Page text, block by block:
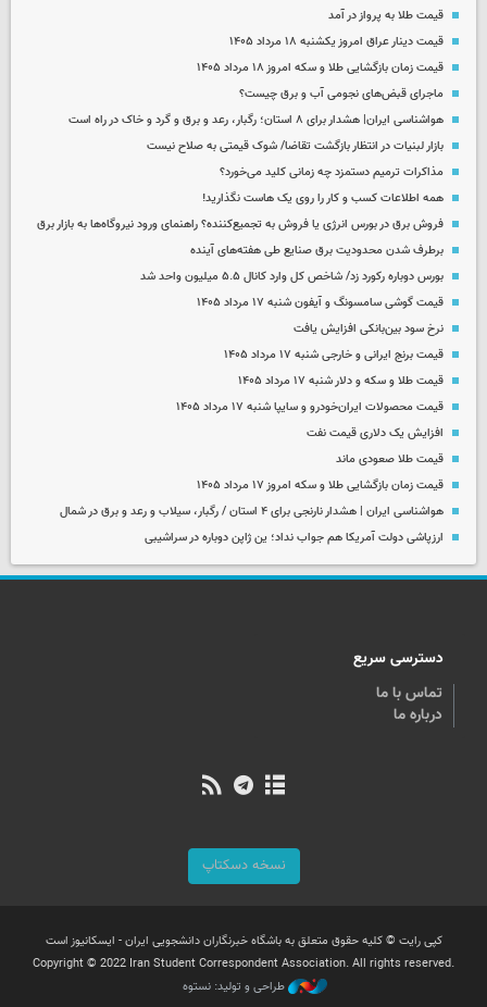
قیمت طلا به پرواز در آمد
قیمت دینار عراق امروز یکشنبه ۱۸ مرداد ۱۴۰۵
قیمت زمان بازگشایی طلا و سکه امروز ۱۸ مرداد ۱۴۰۵
ماجرای قبض‌های نجومی آب و برق چیست؟
هواشناسی ایران| هشدار برای ۸ استان؛ رگبار، رعد و برق و گرد و خاک در راه است
بازار لبنیات در انتظار بازگشت تقاضا/ شوک قیمتی به صلاح نیست
مذاکرات ترمیم دستمزد چه زمانی کلید می‌خورد؟
همه اطلاعات کسب‌ و کار را روی یک هاست نگذارید!
فروش برق در بورس انرژی یا فروش به تجمیع‌کننده؟ راهنمای ورود نیروگاه‌ها به بازار برق
برطرف شدن محدودیت‌ برق صنایع طی هفته‌های آینده
بورس دوباره رکورد زد/ شاخص کل وارد کانال ۵.۵ میلیون واحد شد
قیمت گوشی سامسونگ و آیفون شنبه ۱۷ مرداد ۱۴۰۵
نرخ سود بین‌بانکی افزایش یافت
قیمت برنج ایرانی و خارجی شنبه ۱۷ مرداد ۱۴۰۵
قیمت طلا و سکه و دلار شنبه ۱۷ مرداد ۱۴۰۵
قیمت محصولات ایران‌خودرو و سایپا شنبه ۱۷ مرداد ۱۴۰۵
افزایش یک دلاری قیمت نفت
قیمت طلا صعودی ماند
قیمت زمان بازگشایی طلا و سکه امروز ۱۷ مرداد ۱۴۰۵
هواشناسی ایران | هشدار نارنجی برای ۴ استان / رگبار، سیلاب و رعد و برق در شمال
ارزپاشی دولت آمریکا هم جواب نداد؛ ین ژاپن دوباره در سراشیبی
دسترسی سریع
تماس با ما
درباره ما
نسخه دسکتاپ
کپی رایت © کلیه حقوق متعلق به باشگاه خبرنگاران دانشجویی ایران - ایسکانیوز است
Copyright © 2022 Iran Student Correspondent Association. All rights reserved.
طراحی و تولید: نستوه